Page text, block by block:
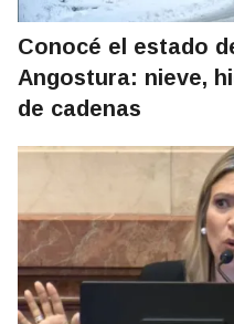
Conocé el estado
Angostura: nieve,
de cadenas